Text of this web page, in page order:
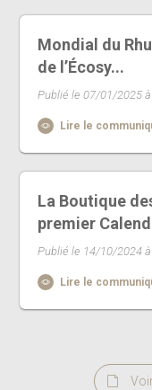
Mondial du
de l’Écosy...
Publié le 07/01/2025
Lire le
La Boutique
premier
Publié le 14/10/2024
Lire le